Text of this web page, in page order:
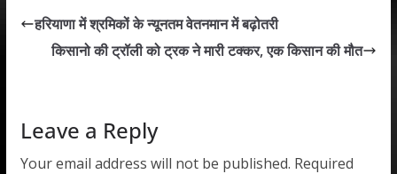
s
A
b
o
er e
dI
l e
हरियाणा में श्रमिकों के न्यूनतम वेतनमान में बढ़ोतरी
किसानो की ट्रॉली को ट्रक ने मारी टक्कर, एक किसान की मौत
Leave a Reply
Your email address will not be published. Required